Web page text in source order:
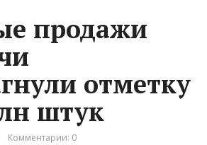
продажи
отметку
штук
Комментарии: 0